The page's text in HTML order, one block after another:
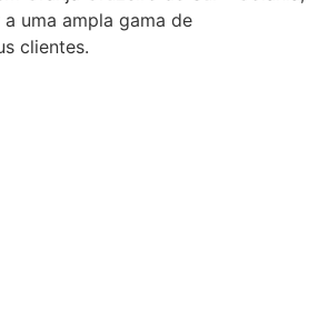
uma ampla gama de
clientes.